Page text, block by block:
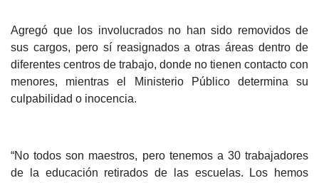
Agregó que los involucrados no han sido removidos de
sus cargos, pero sí reasignados a otras áreas dentro de
diferentes centros de trabajo, donde no tienen contacto con
menores, mientras el Ministerio Público determina su
culpabilidad o inocencia.
“No todos son maestros, pero tenemos a 30 trabajadores
de la educación retirados de las escuelas. Los hemos